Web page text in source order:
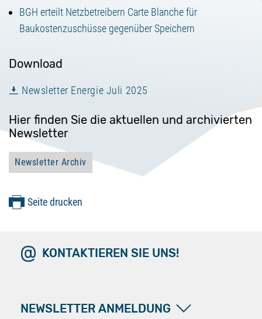
BGH erteilt Netzbetreibern Carte Blanche für
Baukostenzuschüsse gegenüber Speichern
Download
Newsletter Energie Juli 2025
Hier finden Sie die aktuellen und archivierten
Newsletter
Newsletter Archiv
Seite drucken
KONTAKTIEREN SIE UNS!
NEWSLETTER ANMELDUNG